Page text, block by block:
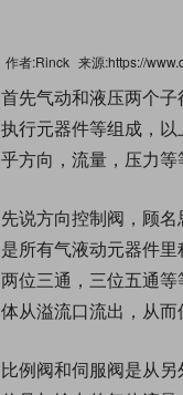
作者:Rinck 来源:https://
首先气动和液压两个
执行元器件等组成，
乎方向，流量，压力等
先说方向控制阀，顾
是所有气液动元器件
两位三通，三位五通
体从溢流口流出，从而
比例阀和伺服阀是从